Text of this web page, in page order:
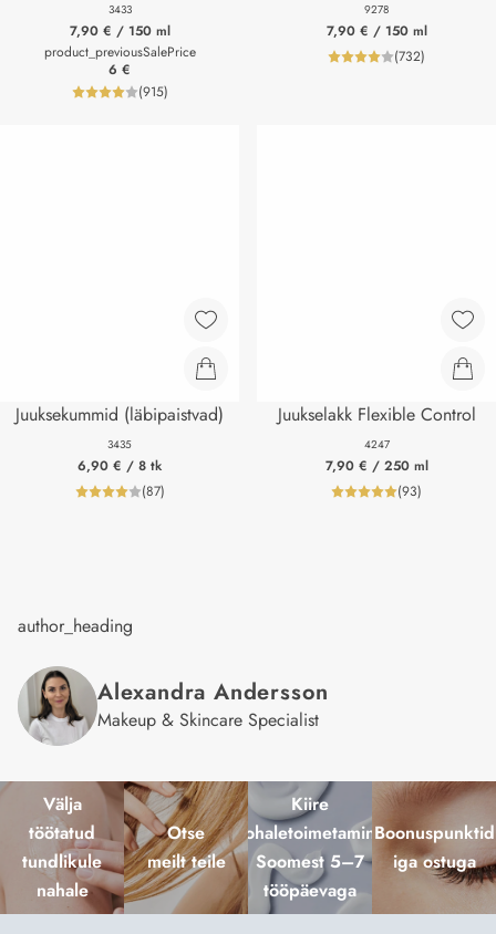
3433
7,90 € / 150 ml
product_previousSalePrice
6 €
product_reviewNumberLabel
(915)
9278
7,90 € / 150 ml
(732)
Juuksekummid (läbipaistvad)
3435
6,90 € / 8 tk
product_reviewNumberLabel
(87)
Juukselakk Flexible Control
4247
7,90 € / 250 ml
(93)
author_heading
Alexandra Andersson
Makeup & Skincare Specialist
Välja
töötatud
tundlikule
nahale
Otse
meilt teile
Kiire
kohaletoimetamine
Soomest 5–7
tööpäevaga
Boonuspunktid
iga ostuga